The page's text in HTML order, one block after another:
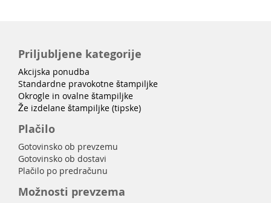
Priljubljene kategorije
Akcijska ponudba
Standardne pravokotne štampiljke
Okrogle in ovalne štampiljke
Že izdelane štampiljke (tipske)
Plačilo
Gotovinsko ob prevzemu
Gotovinsko ob dostavi
Plačilo po predračunu
Možnosti prevzema